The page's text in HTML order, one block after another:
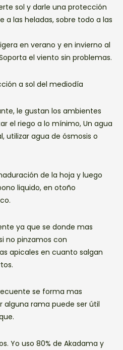
sol y darle una protección
a las heladas, sobre todo a las
en verano y en invierno al
el viento sin problemas.
a sol del mediodía
le gustan los ambientes
el riego a lo mínimo, Un agua
utilizar agua de ósmosis o
de la hoja y luego
liquido, en otoño
ya que se donde mas
no pinzamos con
apicales en cuanto salgan
se forma mas
alguna rama puede ser útil
Yo uso 80% de Akadama y